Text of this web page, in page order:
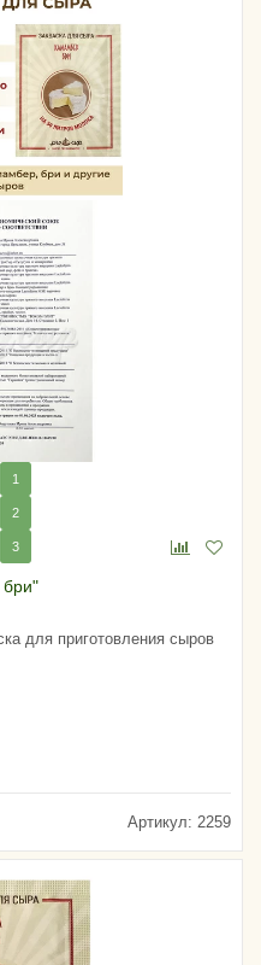
1
2
3
для приготовления сыров
Артикул: 2259